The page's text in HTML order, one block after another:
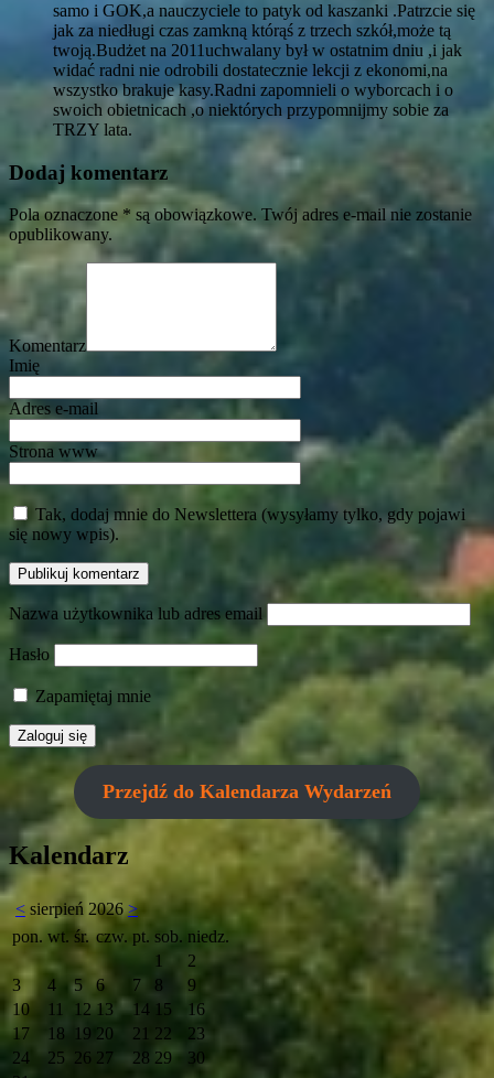
samo i GOK,a nauczyciele to patyk od kaszanki .Patrzcie się
jak za niedługi czas zamkną którąś z trzech szkół,może tą
twoją.Budżet na 2011uchwalany był w ostatnim dniu ,i jak
widać radni nie odrobili dostatecznie lekcji z ekonomi,na
wszystko brakuje kasy.Radni zapomnieli o wyborcach i o
swoich obietnicach ,o niektórych przypomnijmy sobie za
TRZY lata.
Dodaj komentarz
Pola oznaczone * są obowiązkowe. Twój adres e-mail nie zostanie
opublikowany.
Komentarz
Imię
Adres e-mail
Strona www
Tak, dodaj mnie do Newslettera (wysyłamy tylko, gdy pojawi
się nowy wpis).
Nazwa użytkownika lub adres email
Hasło
Zapamiętaj mnie
Przejdź do Kalendarza Wydarzeń
Kalendarz
< sierpień 2026 >
pon. wt. śr. czw. pt. sob. niedz.
1
2
3
4 5 6 7 8
9
10
11 12 13 14 15
16
17
18 19 20 21 22
23
24
25 26 27 28 29
30